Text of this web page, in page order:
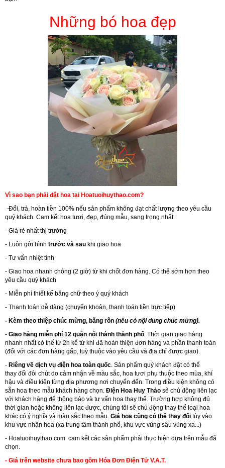
Những bó hoa đẹp
Vì sao bạn phải đặt hoa tại Hoatuoihuythao.com?
-Đổi, trả, hoàn tiền 100% nếu sản phẩm không đạt chất lượng theo yêu cầu
quý khách. Cam kết hoa tươi, đẹp, đúng mẫu, sang trọng nhất.
- Giá rẻ nhất thị trường
- Luôn gởi hình trước và sau khi giao hoa
- Tư vấn nhiệt tình
- Giao hoa nhanh chóng (2 giờ) từ khi chốt đơn hàng. Có thể sớm hơn theo
yêu cầu quý khách
- Miễn phí thiết kế băng chữ theo ý quý khách
- Thanh toán dễ dàng (chuyển khoản, thanh toán tiền trực tiếp)
- Kèm theo thiệp chúc mừng, băng rôn (nếu có nội dung chúc mừng).
- Giao hàng miễn phí 12 quận nội thành thành phố. Thời gian giao hàng
nhanh nhất có thể từ 2h kể từ khi đã hoàn thiện đơn hàng và phần thanh toán
(đối với các đơn hàng gấp, tuỳ thuộc vào yêu cầu và địa chỉ được giao).
- Riêng về dịch vụ điện hoa toàn quốc. Sản phẩm quý khách đặt có thể
thay đổi đôi chút do cảm nhận về màu sắc, hoa tươi phụ thuộc theo mùa, khí
hậu và điều kiện từng địa phương nơi chuyển đến. Trong điều kiện không có
sẵn hoa theo mẫu khách hàng chọn. Điện Hoa Huy Thảo sẽ chủ động liên lạc
với khách hàng để thông báo và tư vấn hoa thay thế. Trường hợp không đủ
thời gian hoặc không liên lạc được, chúng tôi sẽ chủ động thay thế loại hoa
khác có ý nghĩa và màu sắc theo mẫu. Giá hoa cũng có thể thay đổi tùy vào
khu vực nhận hoa (xa trung tâm thành phố, khu vực vùng sâu vùng xa...)
- Hoatuoihuythao.com cam kết các sản phẩm phải thực hiện dựa trên mẫu đã
chọn.
- Giá trên website chưa bao gồm Hóa Đơn Điện Tử V.A.T.